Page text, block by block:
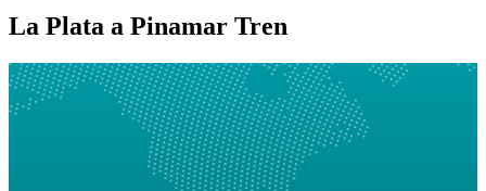
La Plata a Pinamar Tren